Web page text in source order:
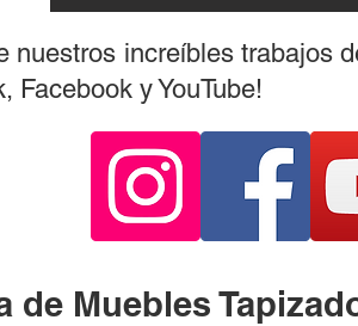
nuestros increíbles trabajos
Facebook y YouTube!
de Muebles